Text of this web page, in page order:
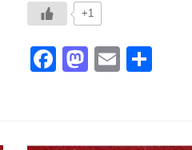
+1
Facebook
Mastodon
Email